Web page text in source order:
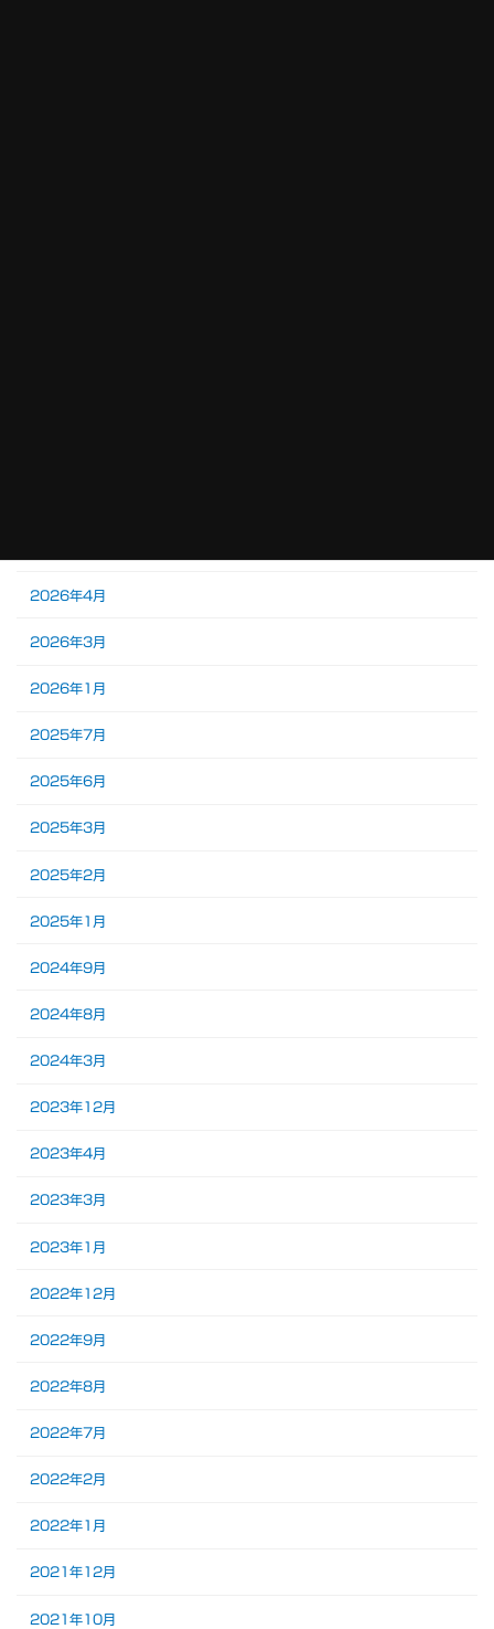
2026年4月
2026年3月
2026年1月
2025年7月
2025年6月
2025年3月
2025年2月
2025年1月
2024年9月
2024年8月
2024年3月
2023年12月
2023年4月
2023年3月
2023年1月
2022年12月
2022年9月
2022年8月
2022年7月
2022年2月
2022年1月
2021年12月
2021年10月